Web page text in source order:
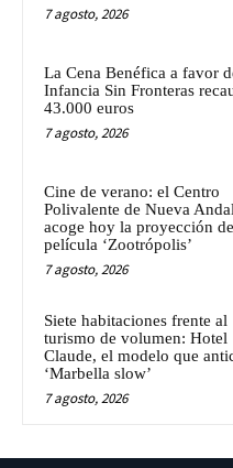
7 agosto, 2026
La Cena Benéfica a favor
Infancia Sin Fronteras
43.000 euros
7 agosto, 2026
Cine de verano: el Centro
Polivalente de Nueva
acoge hoy la proyección
película ‘Zootrópolis’
7 agosto, 2026
Siete habitaciones frente al
turismo de volumen: Hotel
Claude, el modelo que
‘Marbella slow’
7 agosto, 2026